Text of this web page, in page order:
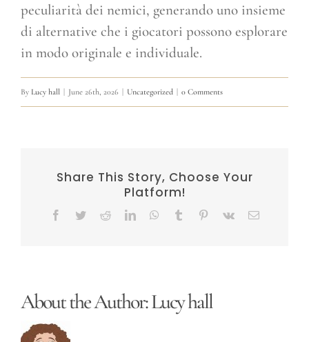
peculiarità dei nemici, generando uno insieme
di alternative che i giocatori possono esplorare
in modo originale e individuale.
By Lucy hall | June 26th, 2026 | Uncategorized | 0 Comments
Share This Story, Choose Your
Platform!
Facebook
TwitterRedditLinkedInWhatsApp
Tumblr Pinterest
Vk Email
About the Author:Lucy hall